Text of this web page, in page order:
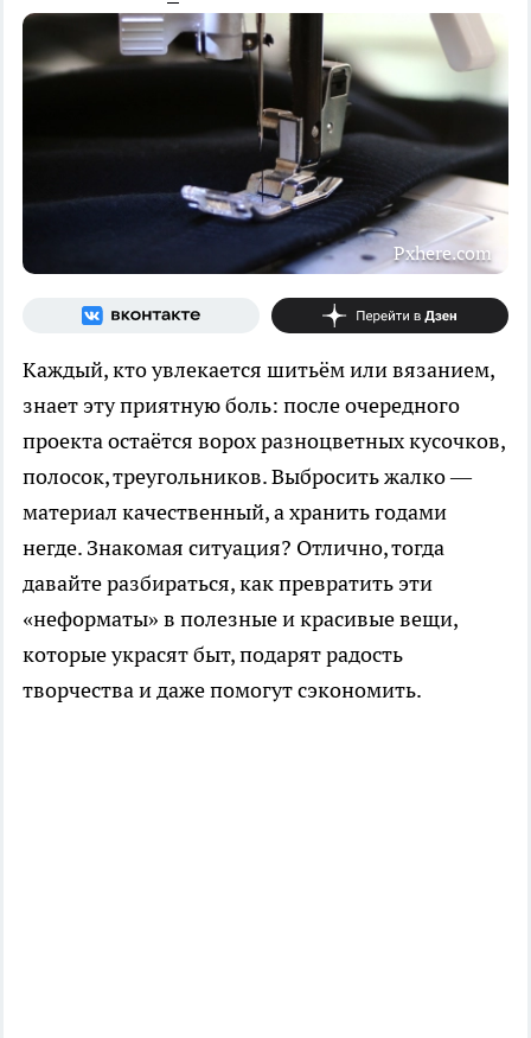
Pxhere.com
Каждый, кто увлекается шитьём или вязанием,
знает эту приятную боль: после очередного
проекта остаётся ворох разноцветных кусочков,
полосок, треугольников. Выбросить жалко —
материал качественный, а хранить годами
негде. Знакомая ситуация? Отлично, тогда
давайте разбираться, как превратить эти
«неформаты» в полезные и красивые вещи,
которые украсят быт, подарят радость
творчества и даже помогут сэкономить.